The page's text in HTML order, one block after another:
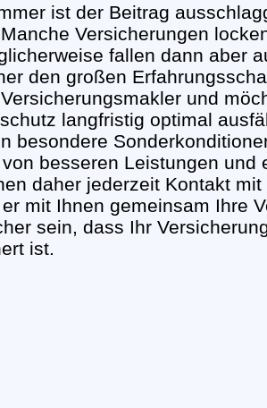
ist der Beitrag
Versicherungen
fallen dann aber
den großen
und
langfristig optimal
besondere
besseren Leistungen und
daher jederzeit Kontakt
mit Ihnen gemeinsam Ihre
sein, dass Ihr
ist.